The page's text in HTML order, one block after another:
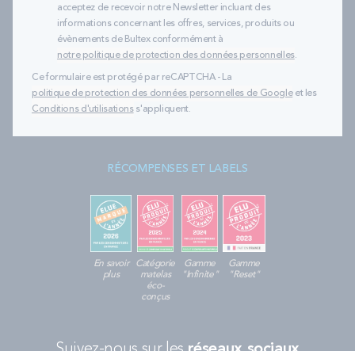
acceptez de recevoir notre Newsletter incluant des
informations concernant les offres, services, produits ou
évènements de Bultex conformément à
notre politique de protection des données personnelles.
Ce formulaire est protégé par reCAPTCHA - La
politique de protection des données personnelles de Googleet les
Conditions d'utilisationss'appliquent.
RÉCOMPENSES ET LABELS
En savoir
plus
Catégorie
matelas
éco-
conçus
Gamme
"Infinite"
Gamme
"Reset"